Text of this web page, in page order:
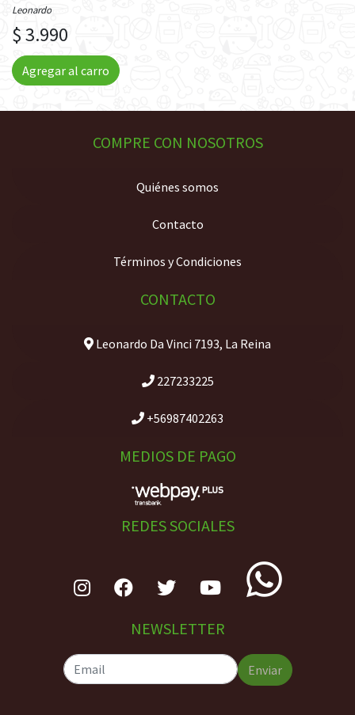
Leonardo
$ 3.990
Agregar al carro
COMPRE CON NOSOTROS
Quiénes somos
Contacto
Términos y Condiciones
CONTACTO
Leonardo Da Vinci 7193, La Reina
227233225
+56987402263
MEDIOS DE PAGO
REDES SOCIALES
NEWSLETTER
Enviar